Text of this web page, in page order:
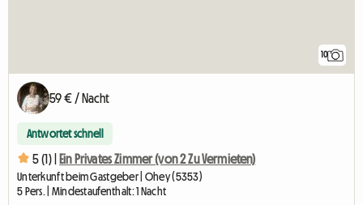
10
59 € / Nacht
Antwortet schnell
5 (1) | Ein Privates Zimmer (von 2 Zu Vermieten)
Unterkunft beim Gastgeber | Ohey (5353)
5 Pers. | Mindestaufenthalt: 1 Nacht